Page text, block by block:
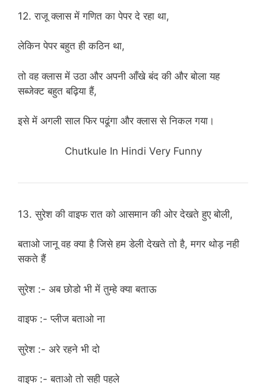
12. राजू क्लास में गणित का पेपर दे रहा था,
लेकिन पेपर बहुत ही कठिन था,
तो वह क्लास में उठा और अपनी आँखे बंद की और बोला यह
सब्जेक्ट बहुत बढ़िया हैं,
इसे में अगली साल फिर पढूंगा और क्लास से निकल गया।
Chutkule In Hindi Very Funny
13. सुरेश की वाइफ रात को आसमान की ओर देखते हुए बोली,
बताओ जानू वह क्या है जिसे हम डेली देखते तो है, मगर थोड़ नही
सकते हैं
सुरेश :- अब छोडो भी में तुम्हे क्या बताऊ
वाइफ :- प्लीज बताओ ना
सुरेश :- अरे रहने भी दो
वाइफ :- बताओ तो सही पहले